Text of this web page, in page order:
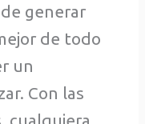
generar
de todo
un
Con las